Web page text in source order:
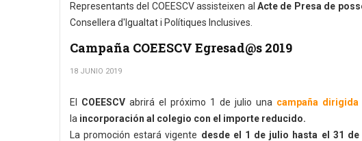
Representants del COEESCV assisteixen al Acte de Presa de
Consellera d'Igualtat i Polítiques Inclusives.
Campaña COEESCV Egresad@s 2019
18 JUNIO 2019
El COEESCV abrirá el próximo 1 de julio una campaña dirigida
la incorporación al colegio con el importe reducido.
La promoción estará vigente desde el 1 de julio hasta el 31 de